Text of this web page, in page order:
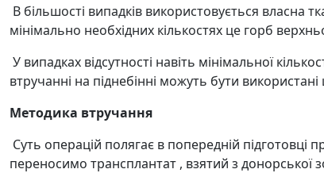
В більшості випадків використовується власна
мінімально необхідних кількостях це горб
У випадках відсутності навіть мінімальної
втручанні на піднебінні можуть бути
Методика втручання
Суть операцій полягає в попередній
переносимо трансплантат , взятий з донорської